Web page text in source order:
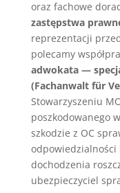
oraz fachowe
zastępstwa
reprezentacji
polecamy
adwokata —
(Fachanwalt für
Stowarzyszeniu
poszkodowanego
szkodzie z OC
odpowiedzialności
dochodzenia
ubezpieczyciel